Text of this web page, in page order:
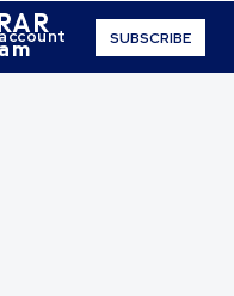
SUBSCRIBE